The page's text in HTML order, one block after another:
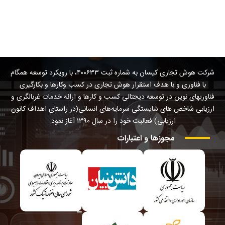
شرکت هوش تجاری کیسان به شماره ثبت ۴۰۰۶۳۳، با رویکرد توسعه همگام
با فناوری و با هدف استقرار هوش تجاری در کسب وکارها و بکارگیری
فناوریهای نوین در توسعه دیجتالی کسب و کارها و ارائه خدمات غربالگری و
ارزیابی شاخص های شایستگی سرمایه‌های انسانی(در راستای اهداف کانون
ارزیابی) فعالیت خود را در سال ۱۳۹۰ آغاز نمود.
مجوزها و اعتبارات